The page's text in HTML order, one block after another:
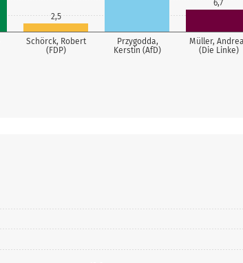
Schörck, Robert
(FDP)
Przygodda,
Kerstin (AfD)
Müller,
(Die Linke)
2,5
6,7